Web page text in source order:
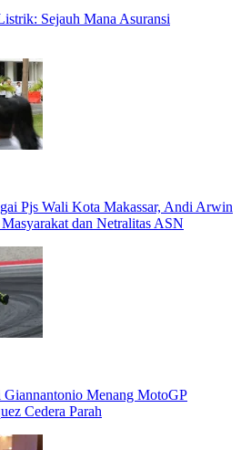
Sejauh Mana Asuransi
Pjs Wali Kota Makassar, Andi Arwin
dan Netralitas ASN
Menang MotoGP
Cedera Parah